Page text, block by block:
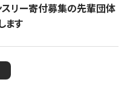
スリー寄付募集の先輩団体
ます